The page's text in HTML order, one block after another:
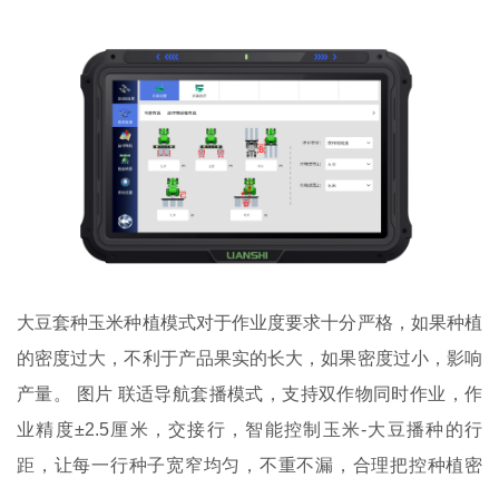
大豆套种玉米种植模式对于作业度要求十分严格，如果种植
的密度过大，不利于产品果实的长大，如果密度过小，影响
产量。 图片 联适导航套播模式，支持双作物同时作业，作
业精度±2.5厘米，交接行，智能控制玉米-大豆播种的行
距，让每一行种子宽窄均匀，不重不漏，合理把控种植密